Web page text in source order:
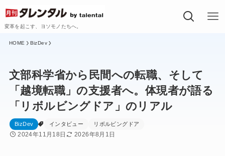
変革を起こす、ヨソモノたちへ。
BizDev
文部科学省から民間への転職、そして
「越境転職」の支援者へ。体現者が語る
「リボルビングドア」のリアル
BizDev インタビュー リボルビングドア
2024年11月18日 2026年8月1日